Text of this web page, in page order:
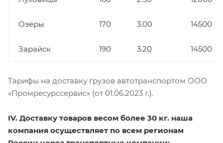
Озёры 170 3.00 14500
Зарайск 190 3.20 14500
Тарифы на доставку грузов автотранспортом ООО
«Промресурссервис» (от 01.06.2023 г.).
IV. Доставку товаров весом более 30 кг. наша
компания осуществляет по всем регионам